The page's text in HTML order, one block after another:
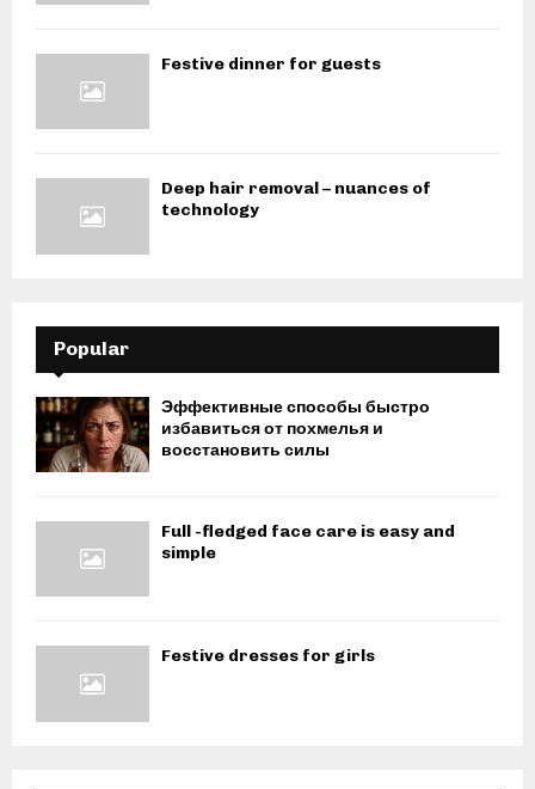
Festive dinner for guests
Deep hair removal – nuances of
technology
Popular
Эффективные способы быстро
избавиться от похмелья и
восстановить силы
Full -fledged face care is easy and
simple
Festive dresses for girls